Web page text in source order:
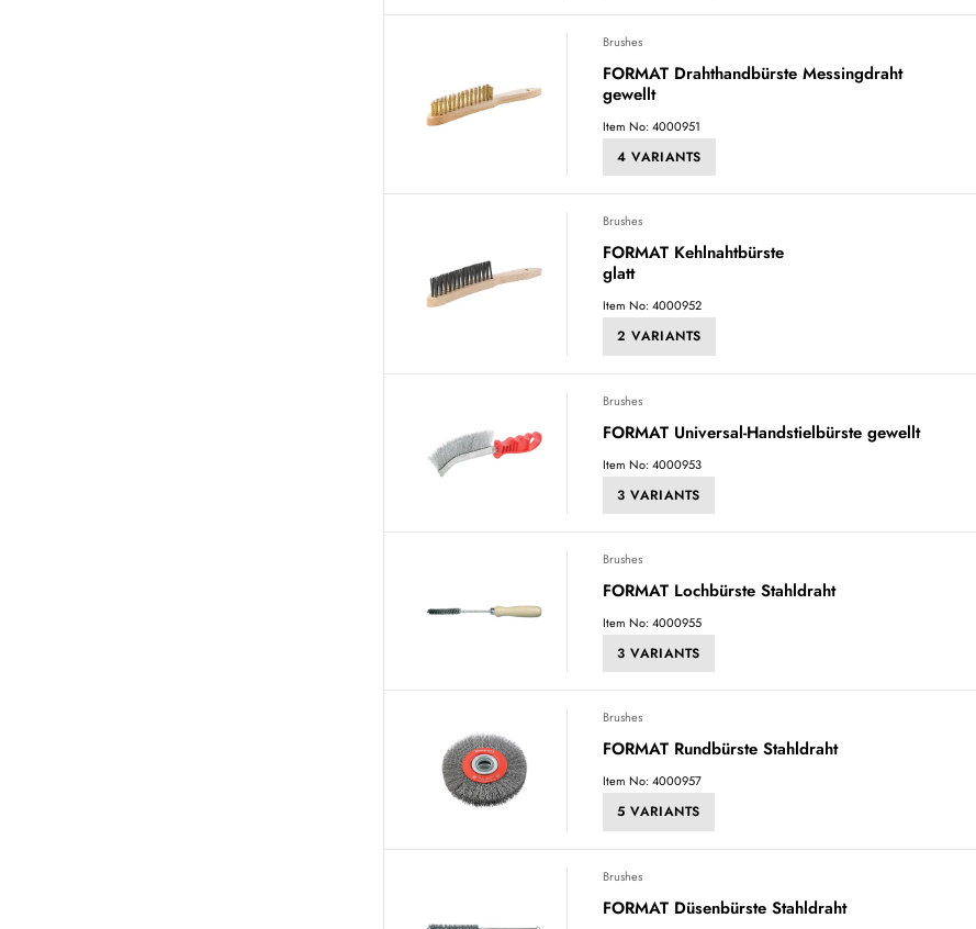
Brushes
FORMAT Drahthandbürste Messingdraht
gewellt
Item No: 4000951
4 VARIANTS
Brushes
FORMAT Kehlnahtbürste
glatt
Item No: 4000952
2 VARIANTS
Brushes
FORMAT Universal-Handstielbürste gewellt
Item No: 4000953
3 VARIANTS
Brushes
FORMAT Lochbürste Stahldraht
Item No: 4000955
3 VARIANTS
Brushes
FORMAT Rundbürste Stahldraht
Item No: 4000957
5 VARIANTS
Brushes
FORMAT Düsenbürste Stahldraht